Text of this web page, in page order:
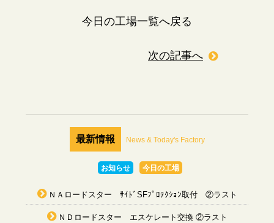
今日の工場一覧へ戻る
次の記事へ
最新情報 News & Today's Factory
お知らせ 今日の工場
ＮＡロードスター ｻｲﾄﾞSFﾌﾟﾛﾃｸｼｮﾝ取付 ②ラスト
ＮＤロードスター エスケレート交換 ②ラスト